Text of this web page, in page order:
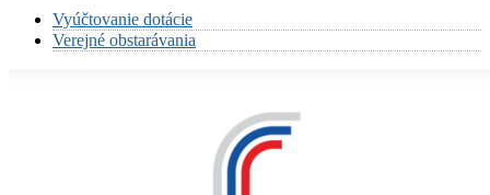
Vyúčtovanie dotácie
Verejné obstarávania